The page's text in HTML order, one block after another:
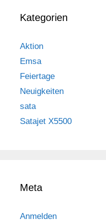
Kategorien
Aktion
Emsa
Feiertage
Neuigkeiten
sata
Satajet X5500
Meta
Anmelden